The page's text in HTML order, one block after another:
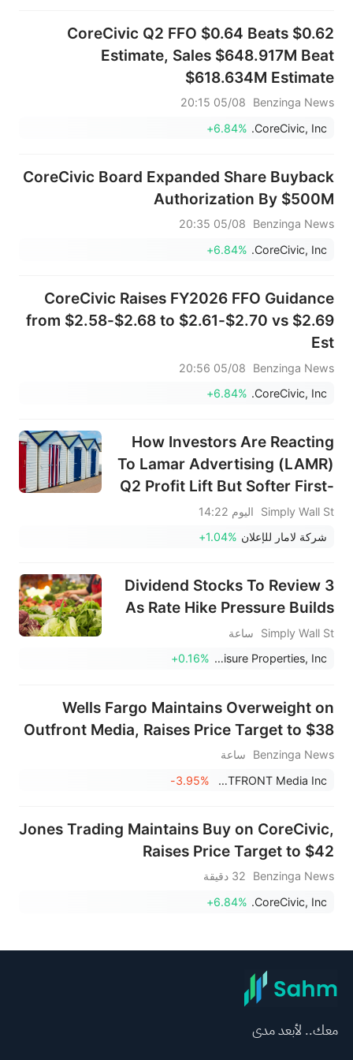
CoreCivic Q2 FFO $0.64 Beats $0.62
Estimate, Sales $648.917M Beat
$618.634M Estimate
Benzinga News
05/08 20:15
CoreCivic, Inc.
+6.84%
CoreCivic Board Expanded Share Buyback
Authorization By $500M
Benzinga News
05/08 20:35
CoreCivic, Inc.
+6.84%
CoreCivic Raises FY2026 FFO Guidance
from $2.58-$2.68 to $2.61-$2.70 vs $2.69
Est
Benzinga News
05/08 20:56
CoreCivic, Inc.
+6.84%
How Investors Are Reacting
To Lamar Advertising (LAMR)
Q2 Profit Lift But Softer First-
Half Earnings
Simply Wall St
اليوم 14:22
شركة لامار للإعلان +1.04%
3 Dividend Stocks To Review
As Rate Hike Pressure Builds
Simply Wall St
ساعة
Gaming and Leisure Properties, Inc.
+0.16%
Wells Fargo Maintains Overweight on
Outfront Media, Raises Price Target to $38
Benzinga News
ساعة
OUTFRONT Media Inc.
-3.95%
Jones Trading Maintains Buy on CoreCivic,
Raises Price Target to $42
Benzinga News
32 دقيقة
CoreCivic, Inc.
+6.84%
معك.. لأبعد مدى